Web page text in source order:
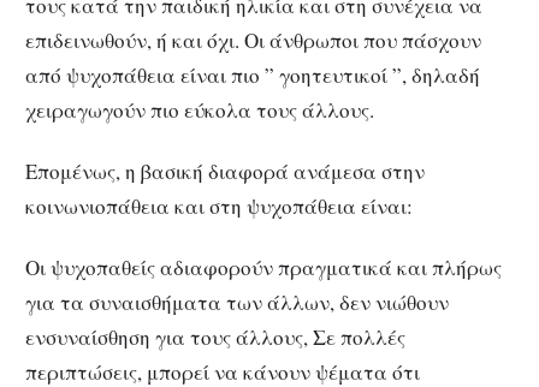
τους κατά την παιδική ηλικία και στη συνέχεια να
επιδεινωθούν, ή και όχι. Οι άνθρωποι που πάσχουν
από ψυχοπάθεια είναι πιο ” γοητευτικοί ”, δηλαδή
χειραγωγούν πιο εύκολα τους άλλους.
Επομένως, η βασική διαφορά ανάμεσα στην
κοινωνιοπάθεια και στη ψυχοπάθεια είναι:
Οι ψυχοπαθείς αδιαφορούν πραγματικά και πλήρως
για τα συναισθήματα των άλλων, δεν νιώθουν
ενσυναίσθηση για τους άλλους, Σε πολλές
περιπτώσεις, μπορεί να κάνουν ψέματα ότι